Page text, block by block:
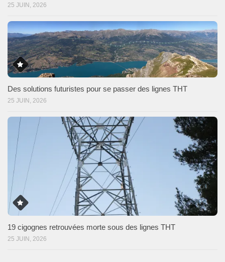
25 JUIN, 2026
Des solutions futuristes pour se passer des lignes THT
25 JUIN, 2026
19 cigognes retrouvées morte sous des lignes THT
25 JUIN, 2026